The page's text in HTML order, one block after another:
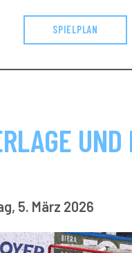
SPIELPLAN
5. März 2026